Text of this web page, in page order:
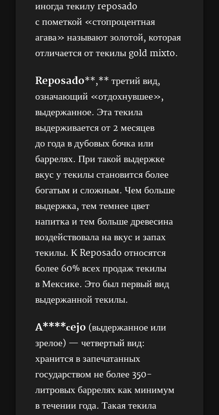
иногда текилу reposado
с пометкой «стопроцентная
агава» называют золотой, которая
отличается от текилы gold mixto.
Reposado**,** третий вид,
означающий «отдохнувшее»,
выдержанное. Эта текила
выдерживается от 2 месяцев
до года в дубовых бочка или
баррелях. При такой выдержке
вкус у текилы становится более
богатым и сложным. Чем больше
выдержка, тем темнее цвет
напитка и тем больше древесина
воздействовала на вкус и запах
текилы. К Reposado относятся
более 60% всех продаж текилы
в Мексике. Это был первый вид
выдержанной текилы.
A****сejo (выдержанное или
зрелое) — четвертый вид:
хранится в запечатанных
государством не более 350-
литровых баррелях как минимум
в течении года. Такая текила